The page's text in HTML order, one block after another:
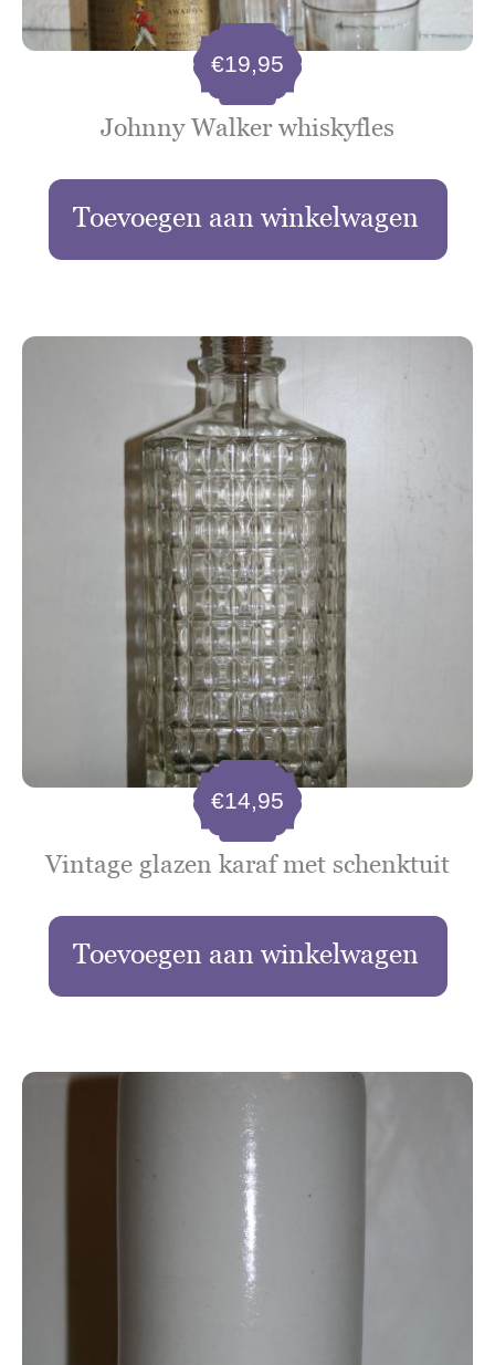
Johnny Walker whiskyfles
€19,95
Toevoegen aan winkelwagen
Vintage glazen karaf met schenktuit
€14,95
Toevoegen aan winkelwagen